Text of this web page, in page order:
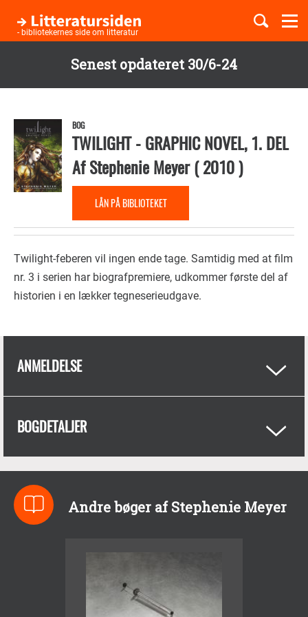
Senest opdateret 30/6-24
hovedindhold
- bibliotekernes side om litteratur
Børnebøger
Temaer
BOG
TWILIGHT - GRAPHIC NOVEL, 1. DEL
AfStephenie Meyer(2010)
LÅN PÅ BIBLIOTEKET
Twilight-feberen vil ingen ende tage. Samtidig med at film
nr. 3 i serien har biografpremiere, udkommer første del af
historien i en lækker tegneserieudgave.
ANMELDELSE
BOGDETALJER
Andre bøger af Stephenie Meyer